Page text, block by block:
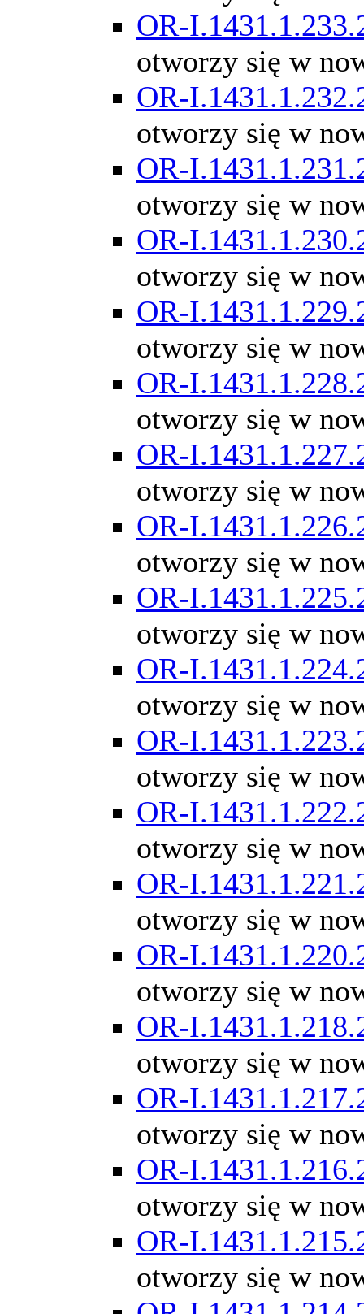
OR-
otworzy się w
OR-
otworzy się w
OR-
otworzy się w
OR-
otworzy się w
OR-
otworzy się w
OR-
otworzy się w
OR-
otworzy się w
OR-
otworzy się w
OR-
otworzy się w
OR-
otworzy się w
OR-
otworzy się w
OR-
otworzy się w
OR-
otworzy się w
OR-
otworzy się w
OR-
otworzy się w
OR-
otworzy się w
OR-
otworzy się w
OR-
otworzy się w